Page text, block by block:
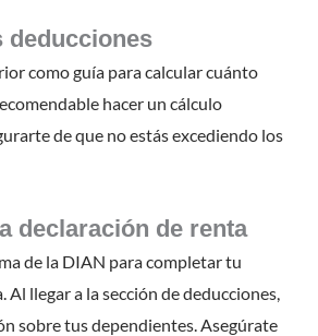
deducciones
como guía para calcular cuánto
hacer un cálculo
de que no estás excediendo los
declaración de renta
de la DIAN para completar tu
Al llegar a la sección de deducciones,
sobre tus dependientes. Asegúrate